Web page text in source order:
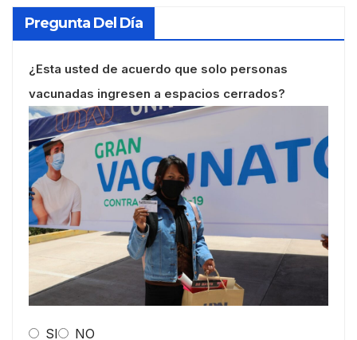
Pregunta Del Día
¿Esta usted de acuerdo que solo personas
vacunadas ingresen a espacios cerrados?
SI NO